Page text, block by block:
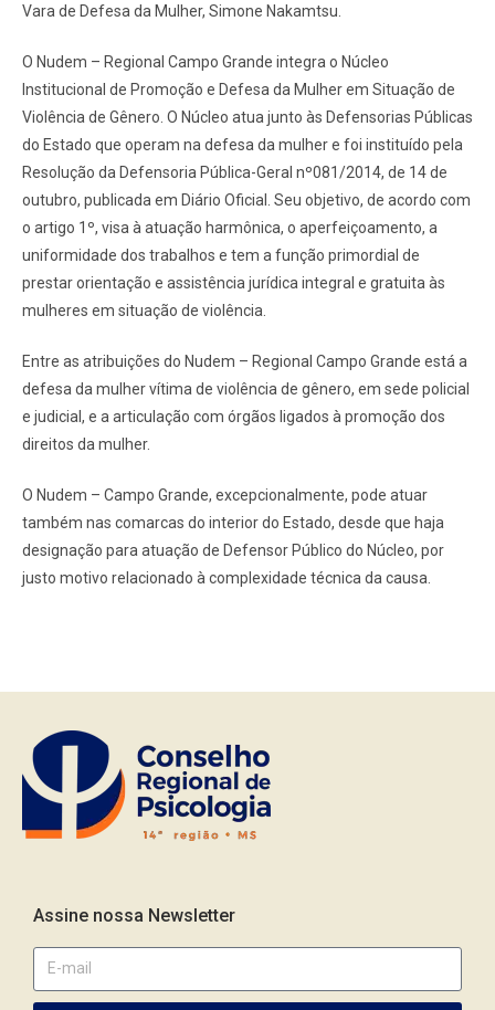
Vara de Defesa da Mulher, Simone Nakamtsu.
O Nudem – Regional Campo Grande integra o Núcleo
Institucional de Promoção e Defesa da Mulher em Situação de
Violência de Gênero. O Núcleo atua junto às Defensorias Públicas
do Estado que operam na defesa da mulher e foi instituído pela
Resolução da Defensoria Pública-Geral nº081/2014, de 14 de
outubro, publicada em Diário Oficial. Seu objetivo, de acordo com
o artigo 1º, visa à atuação harmônica, o aperfeiçoamento, a
uniformidade dos trabalhos e tem a função primordial de
prestar orientação e assistência jurídica integral e gratuita às
mulheres em situação de violência.
Entre as atribuições do Nudem – Regional Campo Grande está a
defesa da mulher vítima de violência de gênero, em sede policial
e judicial, e a articulação com órgãos ligados à promoção dos
direitos da mulher.
O Nudem – Campo Grande, excepcionalmente, pode atuar
também nas comarcas do interior do Estado, desde que haja
designação para atuação de Defensor Público do Núcleo, por
justo motivo relacionado à complexidade técnica da causa.
Assine nossa Newsletter